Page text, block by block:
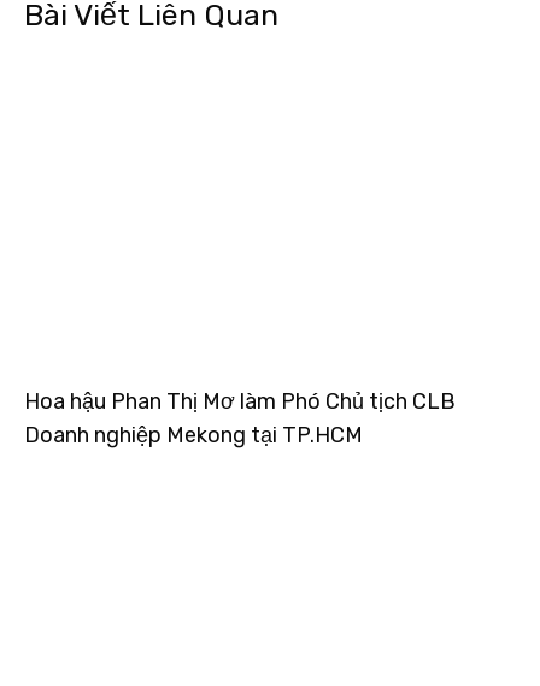
Bài Viết Liên Quan
Hoa hậu Phan Thị Mơ làm Phó Chủ tịch CLB
Doanh nghiệp Mekong tại TP.HCM